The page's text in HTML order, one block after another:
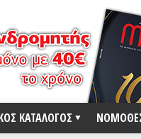
ΚΑΤΑΛΟΓΟΣ